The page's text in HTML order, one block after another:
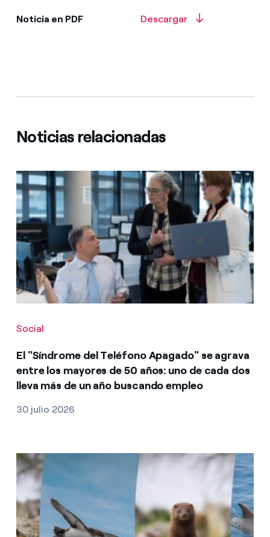
Noticia en PDF Descargar
Noticias relacionadas
Social
El "Síndrome del Teléfono Apagado" se agrava
entre los mayores de 50 años: uno de cada dos
lleva más de un año buscando empleo
30 julio 2026